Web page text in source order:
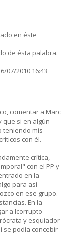
en éste
de ésta palabra.
07/2010 16:43
comentar a Marc
que si en algún
teniendo mis
con él.
crítica,
con el PP y
en la
para así
en ese grupo.
En la
a lcorrupto
y esquiador
se podía concebir